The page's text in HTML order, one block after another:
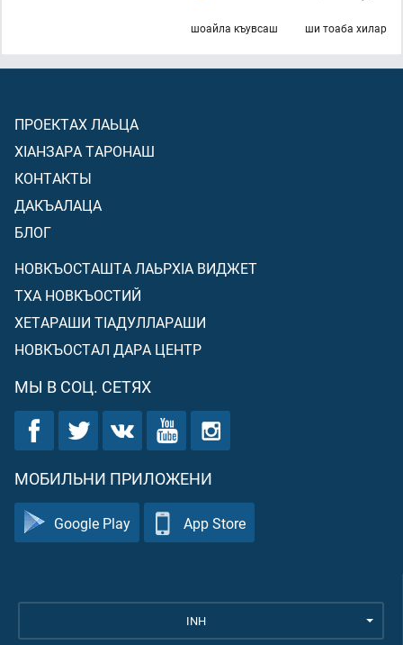
ши тоаба хилар
шоайла къувсаш
ПРОЕКТАХ ЛАЬЦА
ХIАНЗАРА ТАРОНАШ
КОНТАКТЫ
ДАКЪАЛАЦА
БЛОГ
НОВКЪОСТАШТА ЛАЬРХIА ВИДЖЕТ
ТХА НОВКЪОСТИЙ
ХЕТАРАШИ ТIАДУЛЛАРАШИ
НОВКЪОСТАЛ ДАРА ЦЕНТР
МЫ В СОЦ. СЕТЯХ
МОБИЛЬНИ ПРИЛОЖЕНИ
Google Play App Store
INH